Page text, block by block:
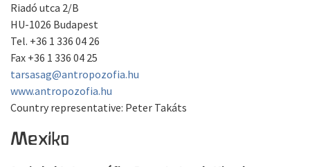
Riadó utca 2/B
HU-1026 Budapest
Tel. +36 1 336 04 26
Fax +36 1 336 04 25
tarsasag@antropozofia.hu
www.antropozofia.hu
Country representative: Peter Takáts
Mexiko